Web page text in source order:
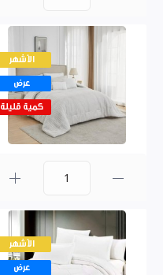
الأشهر
عرض
كمية قليلة
الأشهر
عرض